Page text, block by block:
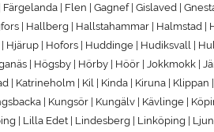
| Flen | Gagnef | Gislaved |
| Hallberg | Hallstahammar | Halmstad |
| Hofors | Huddinge | Hudiksvall |
| Högsby | Hörby | Höör | Jokkmokk |
| Katrineholm | Kil | Kinda | Kiruna | Klippan
| Kungsör | Kungälv | Kävlinge |
| Lilla Edet | Lindesberg | Linköping |